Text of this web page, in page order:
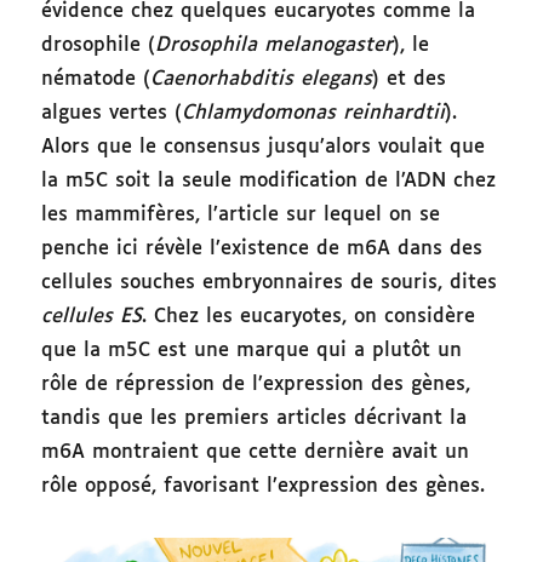
évidence chez quelques eucaryotes comme la
drosophile (Drosophila melanogaster), le
nématode ( Caenorhabditis elegans) et des
algues vertes ( Chlamydomonas reinhardtii).
Alors que le consensus jusqu’alors voulait que
la m5C soit la seule modification de l’ADN chez
les mammifères, l’article sur lequel on se
penche ici révèle l’existence de m6A dans des
cellules souches embryonnaires de souris, dites
cellules ES. Chez les eucaryotes, on considère
que la m5C est une marque qui a plutôt un
rôle de répression de l’expression des gènes,
tandis que les premiers articles décrivant la
m6A montraient que cette dernière avait un
rôle opposé, favorisant l’expression des gènes.